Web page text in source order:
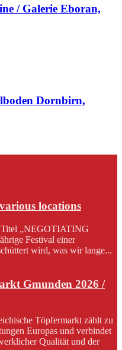
/ Galerie Eboran,
Dornbirn,
locations
Titel „NEGOTIATING
Festival einer
wird, was wir lange...
Gmunden 2026 /
Töpfermarkt zählt zu
Europas und verbindet
Qualität und der